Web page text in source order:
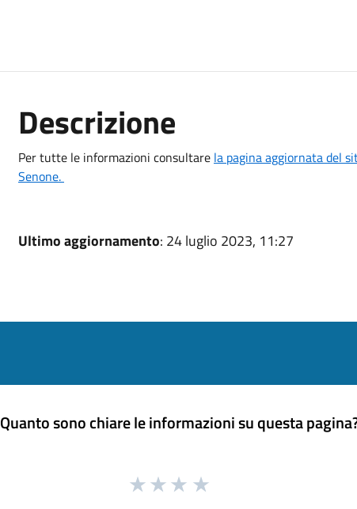
Descrizione
Per tutte le informazioni consultare la pagina aggiornata del
Senone.
Ultimo aggiornamento: 24 luglio 2023, 11:27
Quanto sono chiare le informazioni su questa